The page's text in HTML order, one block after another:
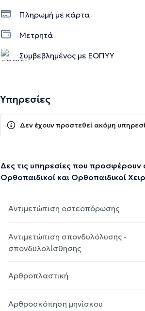
Πληρωμή με κάρτα
Μετρητά
Συμβεβλημένος με ΕΟΠΥΥ
Υπηρεσίες
Δεν έχουν προστεθεί ακόμη
Δες τις υπηρεσίες που προσφέρουν
Ορθοπαιδικοί και Ορθοπαιδικοί
Αντιμετώπιση οστεοπόρωσης
Αντιμετώπιση σπονδυλόλυσης -
σπονδυλολίσθησης
Αρθροπλαστική
Αρθροσκόπηση μηνίσκου